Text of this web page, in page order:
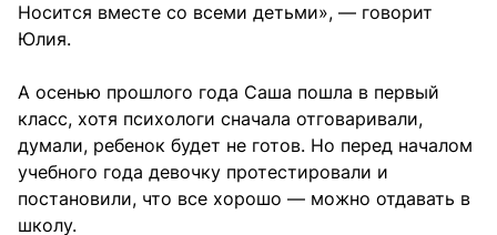
Носится вместе со всеми детьми», — говорит
Юлия.
А осенью прошлого года Саша пошла в первый
класс, хотя психологи сначала отговаривали,
думали, ребенок будет не готов. Но перед началом
учебного года девочку протестировали и
постановили, что все хорошо — можно отдавать в
школу.